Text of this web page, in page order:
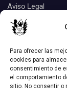
Para ofrecer las
cookies para
consentimiento de
el comportamiento
sitio. No consentir o
Aviso Legal
Suscribirse
Tags
Aquel disco